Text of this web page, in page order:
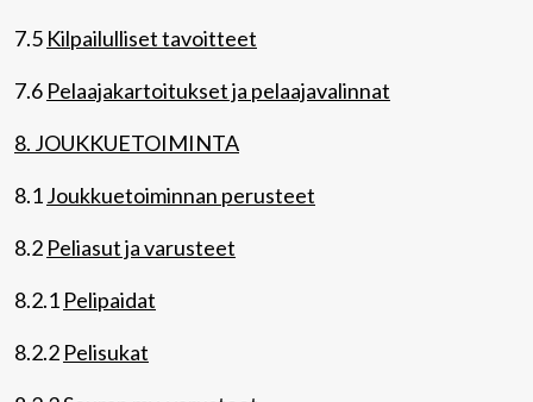
7.5 Kilpailulliset tavoitteet
7.6 Pelaajakartoitukset ja pelaajavalinnat
8. JOUKKUETOIMINTA
8.1Joukkuetoiminnan perusteet
8.2 Peliasut ja varusteet
8.2.1 Pelipaidat
8.2.2 Pelisukat